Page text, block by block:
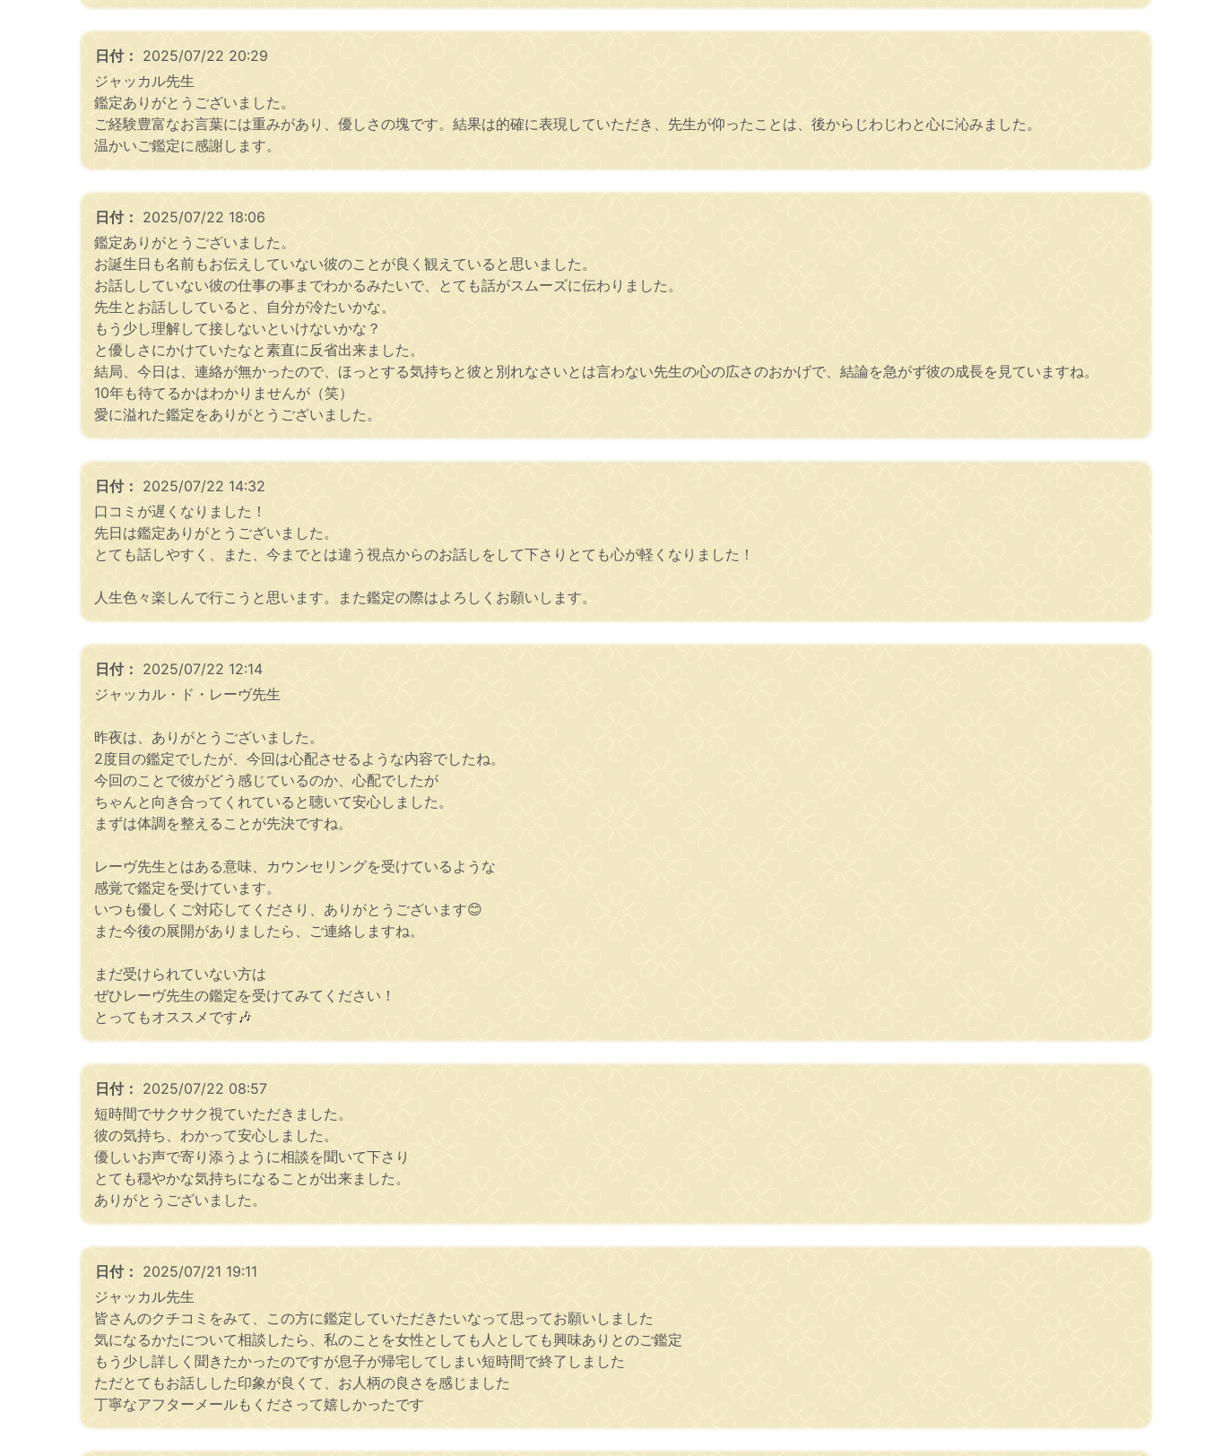
日付： 2025/07/22 20:29
ジャッカル先生
鑑定ありがとうございました。
ご経験豊富なお言葉には重みがあり、優しさの塊です。結果は的確に表現していただき、先生が仰ったことは、後からじわじわと心に沁みました。
温かいご鑑定に感謝します。
日付： 2025/07/22 18:06
鑑定ありがとうございました。
お誕生日も名前もお伝えしていない彼のことが良く観えていると思いました。
お話ししていない彼の仕事の事までわかるみたいで、とても話がスムーズに伝わりました。
先生とお話ししていると、自分が冷たいかな。
もう少し理解して接しないといけないかな？
と優しさにかけていたなと素直に反省出来ました。
結局、今日は、連絡が無かったので、ほっとする気持ちと彼と別れなさいとは言わない先生の心の広さのおかげで、結論を急がず彼の成長を見ていますね。
10年も待てるかはわかりませんが（笑）
愛に溢れた鑑定をありがとうございました。
日付： 2025/07/22 14:32
口コミが遅くなりました！
先日は鑑定ありがとうございました。
とても話しやすく、また、今までとは違う視点からのお話しをして下さりとても心が軽くなりました！
人生色々楽しんで行こうと思います。また鑑定の際はよろしくお願いします。
日付： 2025/07/22 12:14
ジャッカル・ド・レーヴ先生
昨夜は、ありがとうございました。
2度目の鑑定でしたが、今回は心配させるような内容でしたね。
今回のことで彼がどう感じているのか、心配でしたが
ちゃんと向き合ってくれていると聴いて安心しました。
まずは体調を整えることが先決ですね。
レーヴ先生とはある意味、カウンセリングを受けているような
感覚で鑑定を受けています。
いつも優しくご対応してくださり、ありがとうございます😊
また今後の展開がありましたら、ご連絡しますね。
まだ受けられていない方は
ぜひレーヴ先生の鑑定を受けてみてください！
とってもオススメです🎶
日付： 2025/07/22 08:57
短時間でサクサク視ていただきました。
彼の気持ち、わかって安心しました。
優しいお声で寄り添うように相談を聞いて下さり
とても穏やかな気持ちになることが出来ました。
ありがとうございました。
日付： 2025/07/21 19:11
ジャッカル先生
皆さんのクチコミをみて、この方に鑑定していただきたいなって思ってお願いしました
気になるかたについて相談したら、私のことを女性としても人としても興味ありとのご鑑定
もう少し詳しく聞きたかったのですが息子が帰宅してしまい短時間で終了しました
ただとてもお話しした印象が良くて、お人柄の良さを感じました
丁寧なアフターメールもくださって嬉しかったです